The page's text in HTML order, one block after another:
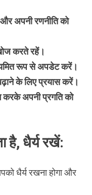
अपनी रणनीति को
करते रहें।
रूप से अपडेट करें।
के लिए प्रयास करें।
अपनी प्रगति को
है, धैर्य रखें:
धैर्य रखना होगा और